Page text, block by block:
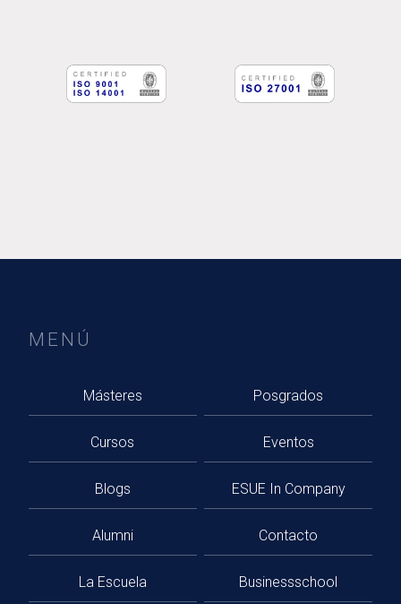
MENÚ
Másteres Posgrados
Cursos Eventos
Blogs ESUE In Company
Alumni Contacto
La Escuela Businessschool